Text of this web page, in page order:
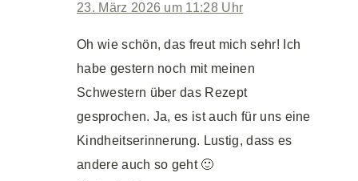
23. März 2026 um 11:28 Uhr
Oh wie schön, das freut mich sehr! Ich
habe gestern noch mit meinen
Schwestern über das Rezept
gesprochen. Ja, es ist auch für uns eine
Kindheitserinnerung. Lustig, dass es
andere auch so geht 🙂